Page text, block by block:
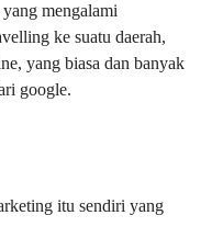
mengalami
ke suatu daerah,
yang biasa dan banyak
google.
itu sendiri yang